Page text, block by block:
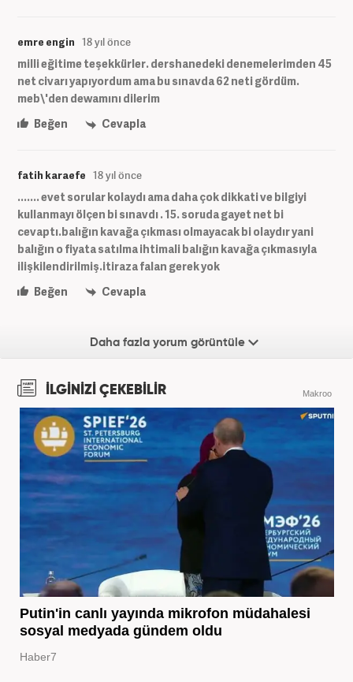
emre engin 18 yıl önce
milli eğitime teşekkürler. dershanedeki denemelerimden 45
net civarı yapıyordum ama bu sınavda 62 neti gördüm.
meb\'den dewamını dilerim
Beğen
Cevapla
fatih karaefe 18 yıl önce
....... evet sorular kolaydı ama daha çok dikkati ve bilgiyi
kullanmayı ölçen bi sınavdı . 15. soruda gayet net bi
cevaptı.balığın kavağa çıkması olmayacak bi olaydır yani
balığın o fiyata satılma ihtimali balığın kavağa çıkmasıyla
ilişkilendirilmiş.itiraza falan gerek yok
Beğen
Cevapla
Daha fazla yorum görüntüle
İLGİNİZİ ÇEKEBİLİR Makroo
Putin'in canlı yayında mikrofon müdahalesi
sosyal medyada gündem oldu
Haber7